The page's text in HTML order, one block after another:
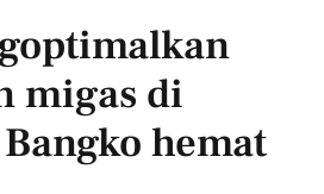
migas di
hemat